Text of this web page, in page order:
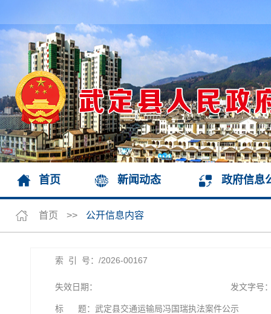
首页 新闻动态 政府信息
首页 >> 公开信息内容
索 引 号：/2026-00167
失效日期： 发文字号
标 题：武定县交通运输局冯国瑞执法案件公示